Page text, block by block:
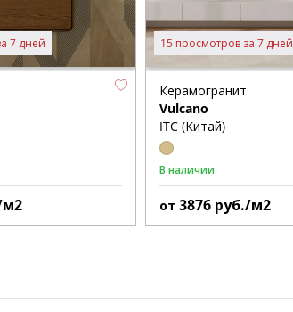
7 дней
м2
15 просмотров за 7 дней
Керамогранит
Vulcano
ITC (Китай)
В наличии
от 3876 руб./м2